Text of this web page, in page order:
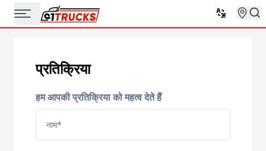
प्रतिक्रिया
हम आपकी प्रतिक्रिया को महत्व देते हैं
नाम*